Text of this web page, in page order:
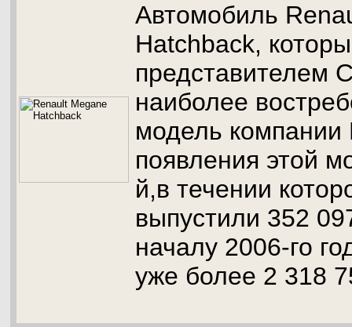
Автомобиль
Hatchback,
представителем
наиболее
модель компании
появления этой
й,в течении
выпустили 352
началу 2006-го
уже более 2 318